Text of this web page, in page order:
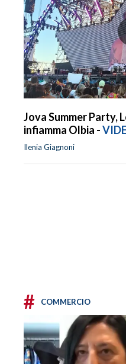
Jova Summer Party,
infiamma Olbia -
Ilenia Giagnoni
# COMMERCIO